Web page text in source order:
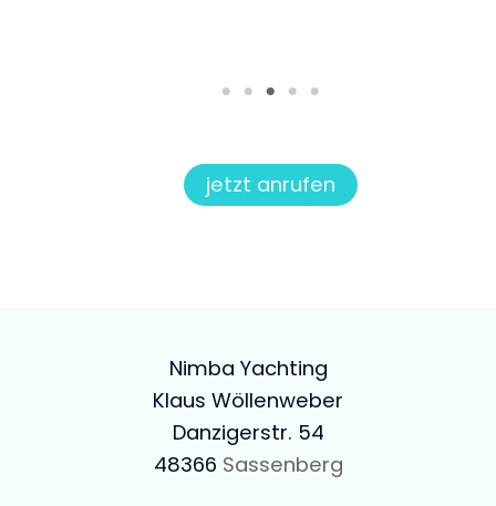
jetzt anrufen
Nimba Yachting
Klaus Wöllenweber
Danzigerstr. 54
48366 Sassenberg